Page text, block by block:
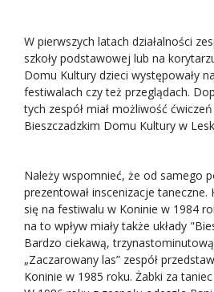
W pierwszych latach działalności
szkoły podstawowej lub na
Domu Kultury dzieci występowały
festiwalach czy też przeglądach.
tych zespół miał możliwość
Bieszczadzkim Domu Kultury w
Należy wspomnieć, że od samego
prezentował inscenizacje taneczne.
się na festiwalu w Koninie w 1984
na to wpływ miały także układy
Bardzo ciekawą,
„Zaczarowany las” zespół
Koninie w 1985 roku. Żabki za